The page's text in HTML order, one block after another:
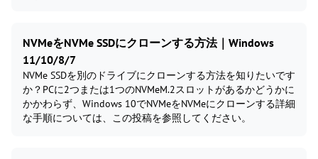
NVMeをNVMe SSDにクローンする方法｜Windows
11/10/8/7
NVMe SSDを別のドライブにクローンする方法を知りたいです
か？PCに2つまたは1つのNVMeM.2スロットがあるかどうかに
かかわらず、Windows 10でNVMeをNVMeにクローンする詳細
な手順については、この投稿を参照してください。